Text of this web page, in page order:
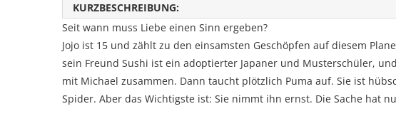
KURZBESCHREIBUNG:
Seit wann muss Liebe einen Sinn ergeben?
Jojo ist 15 und zählt zu den einsamsten Geschöpfen auf diesem
sein Freund Sushi ist ein adoptierter Japaner und Musterschüler,
mit Michael zusammen. Dann taucht plötzlich Puma auf. Sie ist
Spider. Aber das Wichtigste ist: Sie nimmt ihn ernst. Die Sache hat